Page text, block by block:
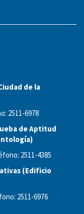
de la
2511-6978
de Aptitud
2511-4385
(Edificio
2511-6976